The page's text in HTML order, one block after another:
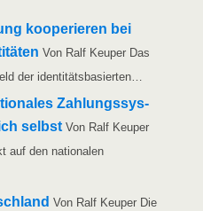
koope­rie­ren bei
Von Ralf Keu­per Das
der identitätsbasierten…
Zah­lungs­sys­
selbst Von Ralf Keu­per
auf den natio­na­len
Von Ralf Keu­per Die